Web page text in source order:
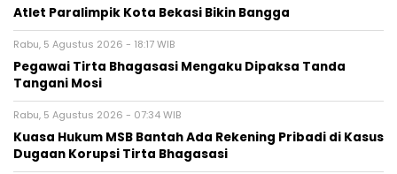
Atlet Paralimpik Kota Bekasi Bikin Bangga
Rabu, 5 Agustus 2026 - 18:17 WIB
Pegawai Tirta Bhagasasi Mengaku Dipaksa Tanda
Tangani Mosi
Rabu, 5 Agustus 2026 - 07:34 WIB
Kuasa Hukum MSB Bantah Ada Rekening Pribadi di Kasus
Dugaan Korupsi Tirta Bhagasasi